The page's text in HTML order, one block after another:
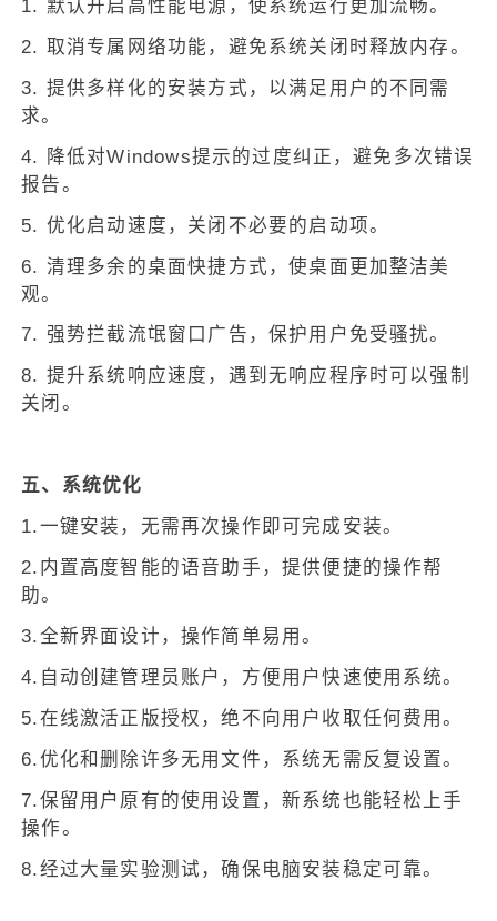
1. 默认开启高性能电源，使系统运行更加流畅。
2. 取消专属网络功能，避免系统关闭时释放内存。
3. 提供多样化的安装方式，以满足用户的不同需
求。
4. 降低对Windows提示的过度纠正，避免多次错误
报告。
5. 优化启动速度，关闭不必要的启动项。
6. 清理多余的桌面快捷方式，使桌面更加整洁美
观。
7. 强势拦截流氓窗口广告，保护用户免受骚扰。
8. 提升系统响应速度，遇到无响应程序时可以强制
关闭。
五、系统优化
1.一键安装，无需再次操作即可完成安装。
2.内置高度智能的语音助手，提供便捷的操作帮
助。
3.全新界面设计，操作简单易用。
4.自动创建管理员账户，方便用户快速使用系统。
5.在线激活正版授权，绝不向用户收取任何费用。
6.优化和删除许多无用文件，系统无需反复设置。
7.保留用户原有的使用设置，新系统也能轻松上手
操作。
8.经过大量实验测试，确保电脑安装稳定可靠。